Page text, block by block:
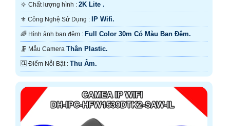
🔆 Chất lượng hình : 2K Lite .
⚜️ Công Nghệ Sử Dụng : IP Wifi.
🌈 Hình ảnh ban đêm : Full Color 30m Có Màu Ban Ðêm.
🗜️ Mẫu Camera Thân Plastic.
️🆑 Điểm Nỗi Bật : Thu Âm.